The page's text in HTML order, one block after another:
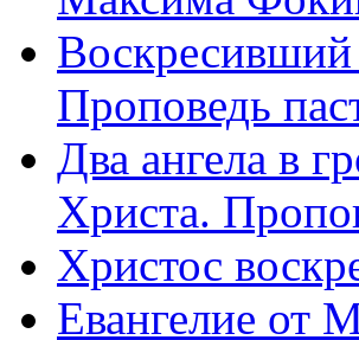
Проповедь
Два ангела в
Христа.
Христос
Евангелие от